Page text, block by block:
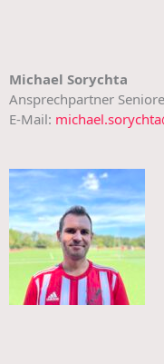
Michael Sorychta
Ansprechpartner
E-Mail: